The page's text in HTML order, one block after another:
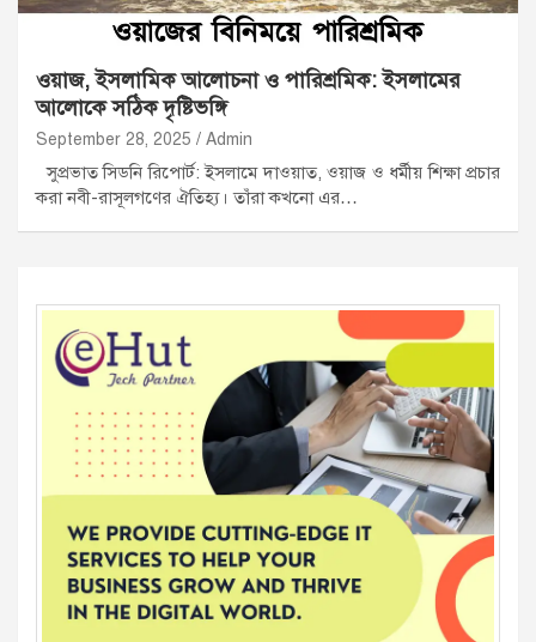
ওয়াজ, ইসলামিক আলোচনা ও পারিশ্রমিক: ইসলামের
আলোকে সঠিক দৃষ্টিভঙ্গি
September 28, 2025 Admin
সুপ্রভাত সিডনি রিপোর্ট: ইসলামে দাওয়াত, ওয়াজ ও ধর্মীয় শিক্ষা প্রচার
করা নবী-রাসূলগণের ঐতিহ্য। তাঁরা কখনো এর…